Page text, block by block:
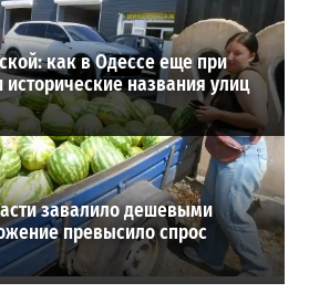
как в Одессе еще при
названия улиц
завалило дешевыми
превысило спрос